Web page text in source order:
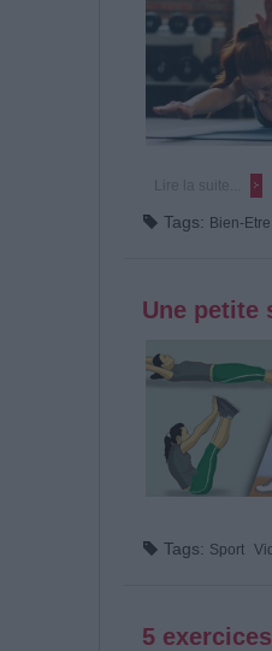
Tags: Bien-Etre
Une petite
Tags: Sport
5